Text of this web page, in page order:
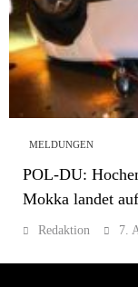
MELDUNGEN
POL-DU:
Mokka landet
Redaktion 7.